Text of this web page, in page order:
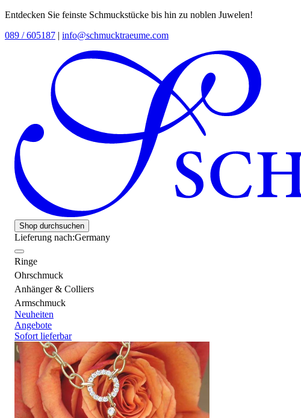
Entdecken Sie feinste Schmuckstücke bis hin zu noblen Juwelen!
089 / 605187 | info@schmucktraeume.com
Shop durchsuchen
Lieferung nach:Germany
Ringe
Ohrschmuck
Anhänger & Colliers
Armschmuck
Neuheiten
Angebote
Sofort lieferbar